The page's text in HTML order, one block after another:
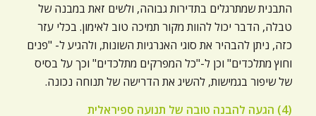
התבנית שמתרגלים בתדירות גבוהה, ולשים זאת במבנה של
טבלה, הדבר יכול להוות מקור תמיכה טוב לאימון. בכלי עזר
כזה, ניתן להבהיר את סוגי האנרגיות השונות, ולהגיע ל- "פנים
וחוץ מתלכדים" וכן ל-"כל המפרקים מתלכדים" וכך על בסיס
של שיפור בגמישות, להשיג את הדרישה של תנוחה נכונה.
(4) הגעה להבנה טובה של תנועה ספיראלית